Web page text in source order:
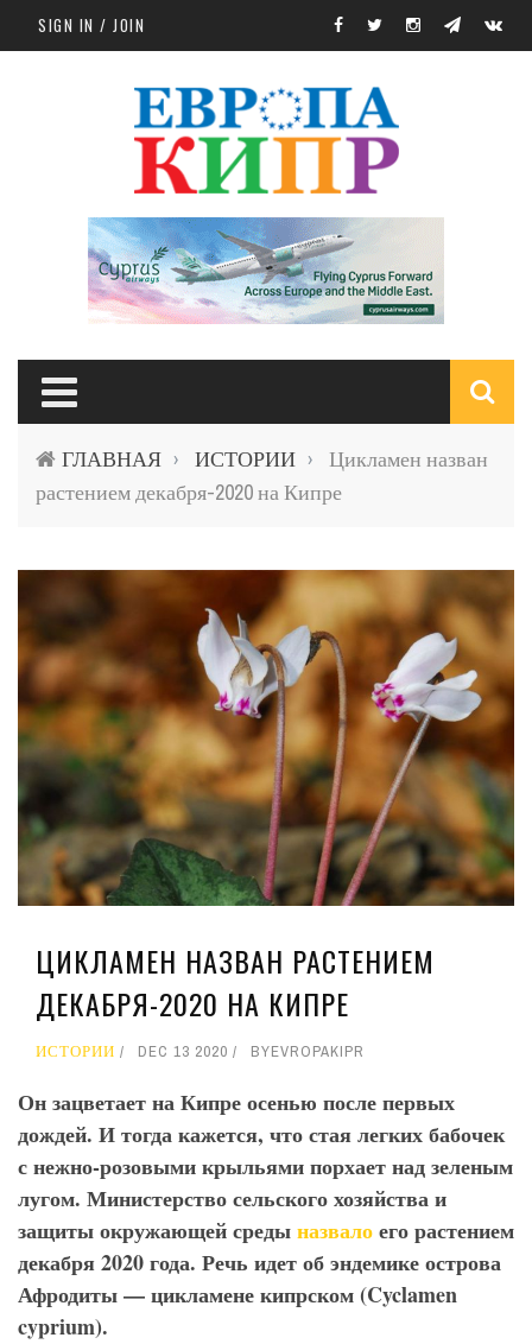
Skip to main content
SIGN IN / JOIN
ГЛАВНАЯ › ИСТОРИИ ›
Цикламен назван
растением декабря-2020 на Кипре
ЦИКЛАМЕН НАЗВАН РАСТЕНИЕМ
ДЕКАБРЯ-2020 НА КИПРЕ
ИСТОРИИ DEC 13 2020 BYEVROPAKIPR
Он зацветает на Кипре осенью после первых
дождей. И тогда кажется, что стая легких бабочек
с нежно-розовыми крыльями порхает над зеленым
лугом. Министерство сельского хозяйства и
защиты окружающей средыназвалоего растением
декабря 2020 года. Речь идет об эндемике острова
Афродиты — цикламене кипрском (Cyclamen
cyprium).